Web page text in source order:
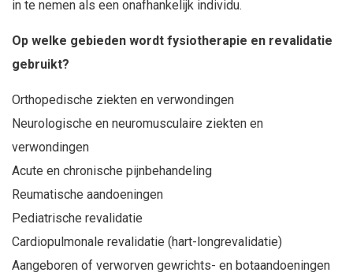
in te nemen als een onafhankelijk individu.
Op welke gebieden wordt fysiotherapie en revalidatie
gebruikt?
Orthopedische ziekten en verwondingen
Neurologische en neuromusculaire ziekten en
verwondingen
Acute en chronische pijnbehandeling
Reumatische aandoeningen
Pediatrische revalidatie
Cardiopulmonale revalidatie (hart-longrevalidatie)
Aangeboren of verworven gewrichts- en botaandoeningen